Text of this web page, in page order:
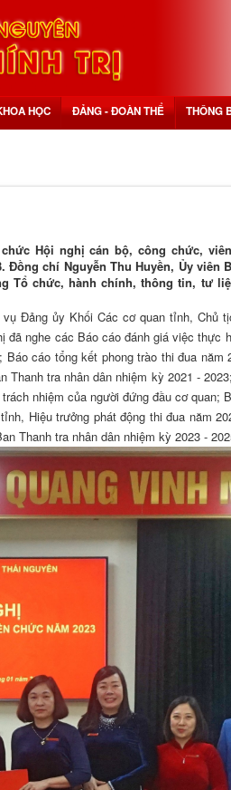
HỌC ĐẢNG - ĐOÀN THỂ THÔNG
Hội nghị cán bộ, công chức, viên
chí Nguyễn Thu Huyền, Ủy viên
Tổ chức, hành chính, thông tin, tư
Đảng ủy Khối Các cơ quan tỉnh, Chủ
nghe các Báo cáo đánh giá việc thực
cáo tổng kết phong trào thi đua năm
tra nhân dân nhiệm kỳ 2021 -
nhiệm của người đứng đầu cơ quan;
Hiệu trưởng phát động thi đua năm
Thanh tra nhân dân nhiệm kỳ 2023 -